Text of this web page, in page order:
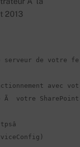
2013
serveur de votre
avec
Ã  votre